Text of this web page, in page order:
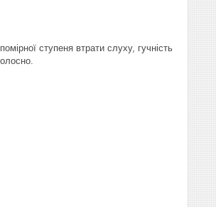
ступеня втрати слуху, гучність